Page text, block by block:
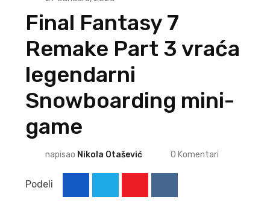
Final Fantasy 7
Remake Part 3 vraća
legendarni
Snowboarding mini-
game
napisao Nikola Otašević 0 Komentari
Podeli